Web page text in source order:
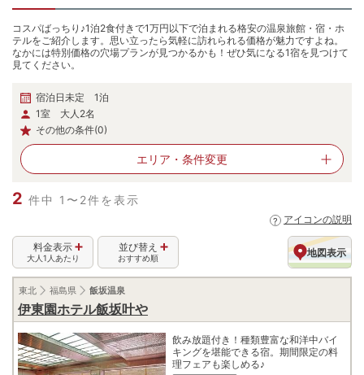
コスパばっちり♪1泊2食付きで1万円以下で泊まれる格安の温泉旅館・宿・ホ
テルをご紹介します。思い立ったら気軽に訪れられる価格が魅力ですよね。
なかには特別価格の穴場プランが見つかるかも！ぜひ気になる1宿を見つけて
見てください。
宿泊日未定 1泊
1室 大人2名
その他の条件(0)
エリア・ 条件変更
2 件中 1〜2件を表示
アイコンの説明
地図表示
並び替え
おすすめ順
料金表示
大人1人あたり
東北 福島県 飯坂温泉
伊東園ホテル飯坂叶や
飲み放題付き！種類豊富な和洋中バイ
キングを堪能できる宿。期間限定の料
理フェアも楽しめる♪